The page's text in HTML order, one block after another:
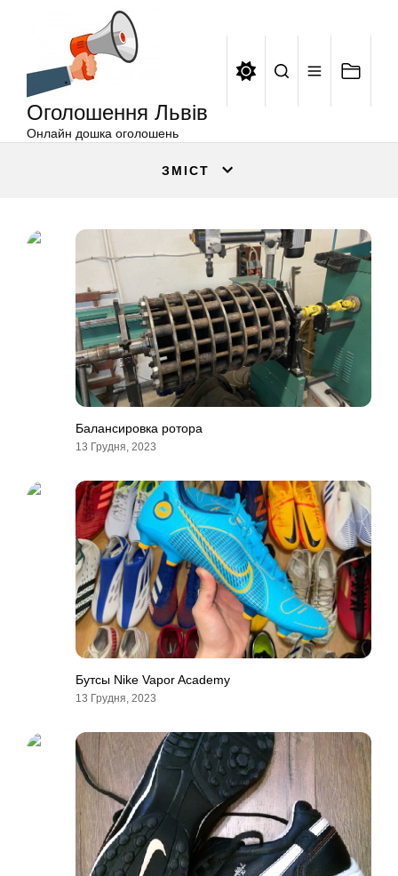
Оголошення Львів
Онлайн дошка оголошень
ЗМІСТ
Балансировка ротора
13 Грудня, 2023
Бутсы Nike Vapor Academy
13 Грудня, 2023